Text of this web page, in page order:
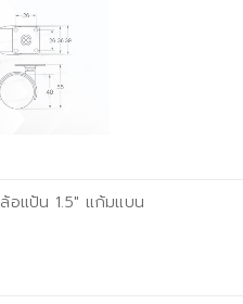
ล้อแป้น 1.5" แก้มแบน